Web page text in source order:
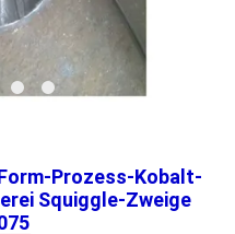
Prozess-Kobalt-
Squiggle-Zweige